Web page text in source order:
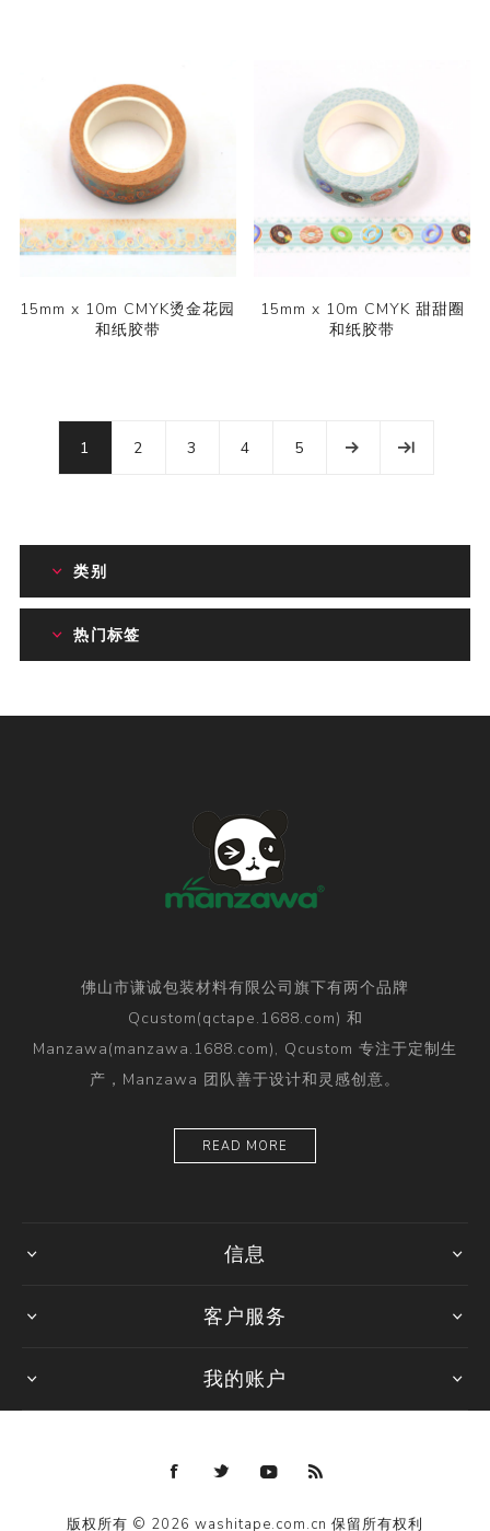
15mm x 10m CMYK烫金花园
和纸胶带
15mm x 10m CMYK 甜甜圈
和纸胶带
1 2 3 4 5
类别
热门标签
佛山市谦诚包装材料有限公司旗下有两个品牌
Qcustom(qctape.1688.com) 和
Manzawa(manzawa.1688.com), Qcustom 专注于定制生
产，Manzawa 团队善于设计和灵感创意。
READ MORE
信息
客户服务
我的账户
版权所有 © 2026 washitape.com.cn 保留所有权利